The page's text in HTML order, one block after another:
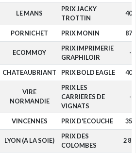
LE MANS
PRIX JACKY
TROTTIN
400
PORNICHET PRIX MONIN 875
ECOMMOY
PRIX IMPRIMERIE
GRAPHILOIR
-
CHATEAUBRIANT PRIX BOLD EAGLE 400
VIRE
NORMANDIE
PRIX LES
CARRIERES DE
VIGNATS
-
VINCENNES PRIX D'ECOUCHE 350
LYON (A LA SOIE)
PRIX DES
COLOMBES
2